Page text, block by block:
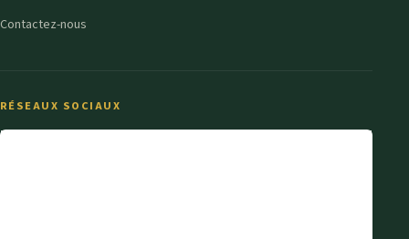
Contactez-nous
RÉSEAUX SOCIAUX